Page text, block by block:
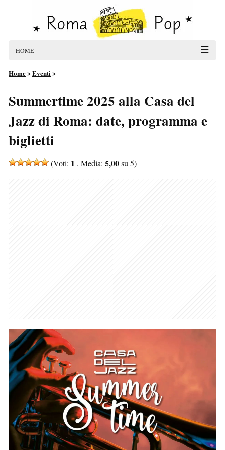
HOME ☰
Home>Eventi>
Summertime 2025 alla Casa del
Jazz di Roma: date, programma e
biglietti
(Voti: 1 . Media: 5,00su 5)